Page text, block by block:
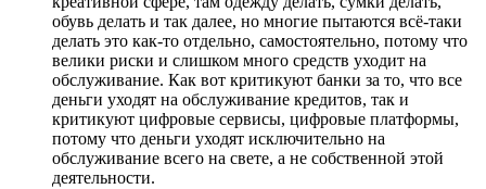
обувь делать и так далее, но многие пытаются всё-таки
делать это как-то отдельно, самостоятельно, потому что
велики риски и слишком много средств уходит на
обслуживание. Как вот критикуют банки за то, что все
деньги уходят на обслуживание кредитов, так и
критикуют цифровые сервисы, цифровые платформы,
потому что деньги уходят исключительно на
обслуживание всего на свете, а не собственной этой
деятельности.